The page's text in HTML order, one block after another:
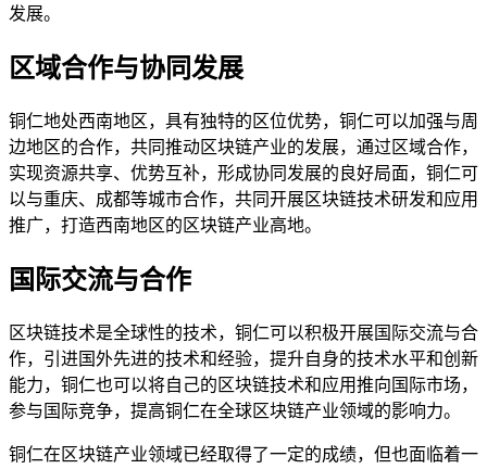
发展。
区域合作与协同发展
铜仁地处西南地区，具有独特的区位优势，铜仁可以加强与周
边地区的合作，共同推动区块链产业的发展，通过区域合作，
实现资源共享、优势互补，形成协同发展的良好局面，铜仁可
以与重庆、成都等城市合作，共同开展区块链技术研发和应用
推广，打造西南地区的区块链产业高地。
国际交流与合作
区块链技术是全球性的技术，铜仁可以积极开展国际交流与合
作，引进国外先进的技术和经验，提升自身的技术水平和创新
能力，铜仁也可以将自己的区块链技术和应用推向国际市场，
参与国际竞争，提高铜仁在全球区块链产业领域的影响力。
铜仁在区块链产业领域已经取得了一定的成绩，但也面临着一